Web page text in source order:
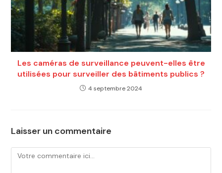
Les caméras de surveillance peuvent-elles être
utilisées pour surveiller des bâtiments publics ?
4 septembre 2024
Laisser un commentaire